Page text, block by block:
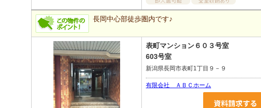
長岡中心部徒歩圏内です♪
表町マンション６０３号室
603号室
新潟県長岡市表町1丁目９－９
有限会社 ＡＢＣホーム